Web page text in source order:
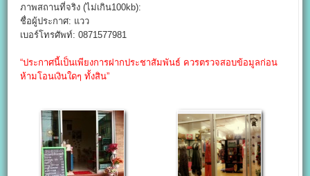
ภาพสถานที่จริง (ไม่เกิน100kb):
ชื่อผู้ประกาศ: แวว
เบอร์โทรศัพท์: 0871577981
“ประกาศนี้เป็นเพียงการฝากประชาสัมพันธ์ ควรตรวจสอบข้อมูลก่อน
ห้ามโอนเงินใดๆ ทั้งสิน”